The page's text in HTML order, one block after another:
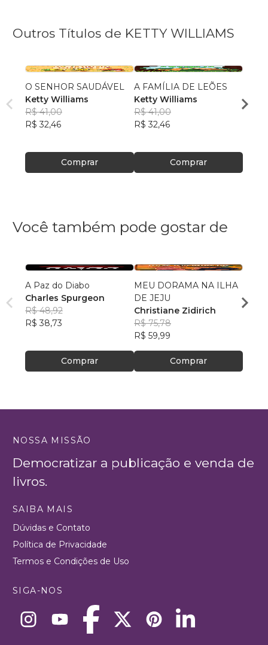
Outros Títulos de KETTY WILLIAMS
O SENHOR SAUDÁVEL
Ketty Williams
R$ 41,00
R$ 32,46
Comprar
A FAMÍLIA DE LEÕES
Ketty Williams
R$ 41,00
R$ 32,46
Comprar
R$
Você também pode gostar de
A Paz do Diabo
Charles Spurgeon
R$ 48,92
R$ 38,73
Comprar
MEU DORAMA NA ILHA
DE JEJU
Christiane Zidirich
R$ 75,78
R$ 59,99
Comprar
?
NOSSA MISSÃO
Democratizar a publicação e venda de
livros.
SAIBA MAIS
Dúvidas e Contato
Política de Privacidade
Termos e Condições de Uso
SIGA-NOS